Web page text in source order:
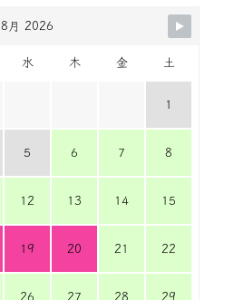
8月 2026
水 木 金 土
1
5 6 7 8
12 13 14 15
19 20 21 22
26 27 28 29